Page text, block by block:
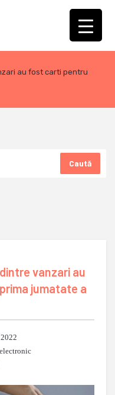
au fost carti pentru
Caută
vanzari au
jumatate a